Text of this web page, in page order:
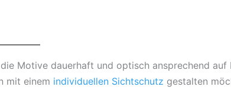
Motive dauerhaft und optisch ansprechend auf
mit einem individuellen Sichtschutz gestalten